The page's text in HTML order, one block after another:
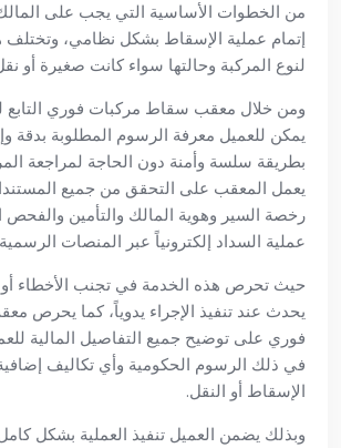
من الخطوات الأساسية التي يجب على
إتمام عملية الإسقاط بشكل نظامي، وتختلف
لنوع المركبة وحالتها سواء كانت صغيرة أو
ومن خلال معقب سقاط مركبات فوري التابع
يمكن للعميل معرفة الرسوم المطلوبة بدقة
بطريقة سلسة وأمنة دون الحاجة لمراجعة
يعمل المعقب على التحقق من جميع
رخصة السير وهوية المالك والتأمين والفحص
عملية السداد إلكترونياً عبر المنصات
حيث تحرص هذه الخدمة في تجنب الأخطاء أو
يحدث عند تنفيذ الإجراء يدوياً، كما يحرص
فوري على توضيح جميع التفاصيل المالية
في ذلك الرسوم الحكومية وأي تكاليف
الإسقاط أو النقل.
وبذلك يضمن العميل تنفيذ العملية بشكل